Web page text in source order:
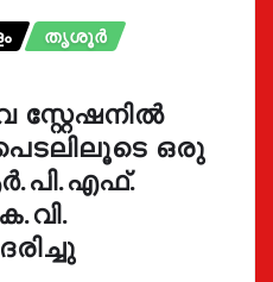
തൃശൂർ
ഒരു